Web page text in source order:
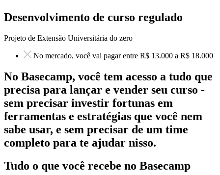
Desenvolvimento de curso regulado
Projeto de Extensão Universitária do zero
No mercado, você vai pagar entre R$ 13.000 a R$ 18.000
No Basecamp, você tem acesso a tudo que
precisa para lançar e vender seu curso -
sem precisar investir fortunas em
ferramentas e estratégias que você nem
sabe usar, e sem precisar de um time
completo para te ajudar nisso.
Tudo o que você recebe no Basecamp